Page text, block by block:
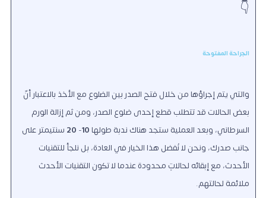
👇
الجراحة المفتوحة
والتي يتم إجراؤها من خلال فتح الصدر بين الضلوع مع الأخذ بالاعتبار أنّ
بعض الحالات قد تتطلب قطع إحدى ضلوع الصدر، ومن ثم إزالة الورم
السرطاني، وبعد العملية ستجد هناك ندبة طولها 10
-
20 سنتيمتر على
جانب صدرك، ونحن لا نُفضل هذا الخيار في العادة، بل نلجأ للتقنيات
الأحدث، مع إبقائه لحالاتٍ محدودة عندما لا تكون التقنيات الأحدث
ملائمة لحالتهم.